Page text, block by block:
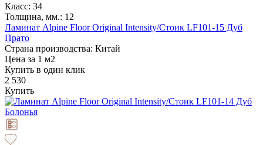
Класс: 34
Толщина, мм.: 12
Ламинат Alpine Floor Original Intensity/Стоик LF101-15 Дуб
Прато
Страна производства: Китай
Цена за 1 м2
Купить в один клик
2 530
Купить